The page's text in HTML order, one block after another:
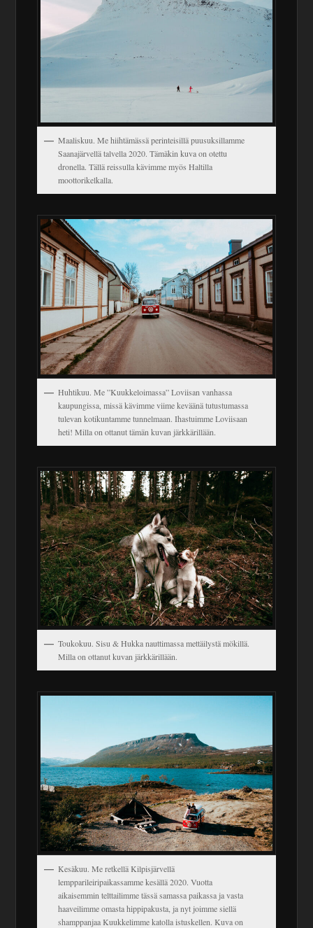
Maaliskuu. Me hiihtämässä perinteisillä puusuksillamme
Saanajärvellä talvella 2020. Tämäkin kuva on otettu
dronella. Tällä reissulla kävimme myös Haltilla
moottorikelkalla.
Huhtikuu. Me ”Kuukkeloimassa” Loviisan vanhassa
kaupungissa, missä kävimme viime keväänä tutustumassa
tulevan kotikuntamme tunnelmaan. Ihastuimme Loviisaan
heti! Milla on ottanut tämän kuvan järkkärillään.
Toukokuu. Sisu & Hukka nauttimassa mettäilystä mökillä.
Milla on ottanut kuvan järkkärillään.
Kesäkuu. Me retkellä Kilpisjärvellä
lempparileiripaikassamme kesällä 2020. Vuotta
aikaisemmin telttailimme tässä samassa paikassa ja vasta
haaveilimme omasta hippipakusta, ja nyt joimme siellä
shamppanjaa Kuukkelimme katolla istuskellen. Kuva on